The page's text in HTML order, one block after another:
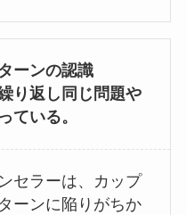
ーンの認識
り返し同じ問題や
ている。
セラーは、カップ
ーンに陥りがちか